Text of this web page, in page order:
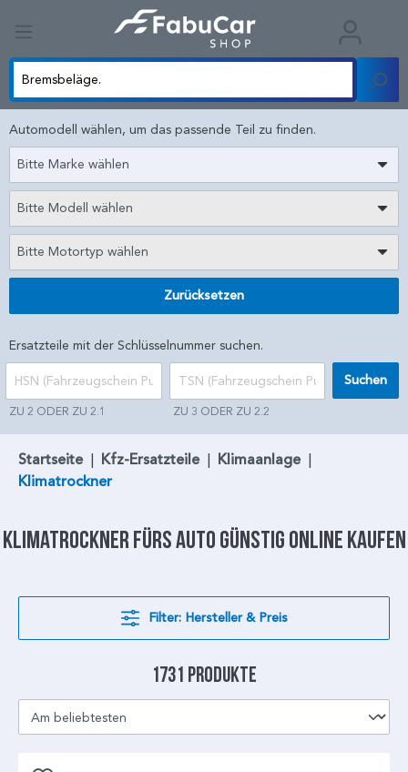
Automodell wählen, um das passende Teil zu finden.
Bitte Marke wählen
Bitte Modell wählen
Bitte Motortyp wählen
Zurücksetzen
Ersatzteile mit der Schlüsselnummer suchen.
ZU 2 ODER ZU 2.1 ZU 3 ODER ZU 2.2
Suchen
Startseite | Kfz-Ersatzteile | Klimaanlage |
Klimatrockner
Klimatrockner fürs Auto günstig online kaufen
Filter: Hersteller & Preis
1731 Produkte